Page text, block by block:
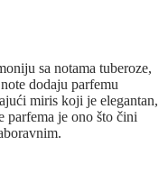
sa notama tuberoze,
dodaju parfemu
miris koji je elegantan,
parfema je ono što čini